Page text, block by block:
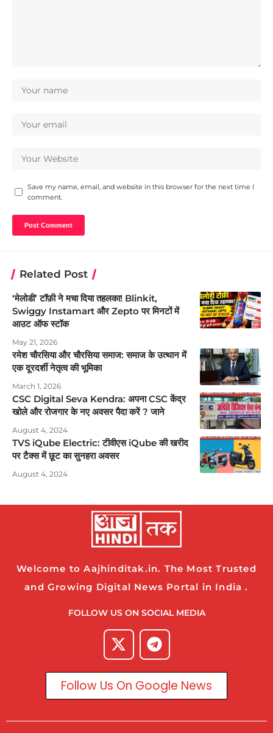
Save my name, email, and website in this browser for the next time I
comment.
Related Post
‘मेलोडी’ टॉफ़ी ने मचा दिया तहलका! Blinkit,
Swiggy Instamart और Zepto पर मिनटों में
आउट ऑफ स्टॉक
May 21, 2026
रमेश चौरसिया और चौरसिया समाज: समाज के उत्थान में
एक दूरदर्शी नेतृत्व की भूमिका
March 1, 2026
CSC Digital Seva Kendra: अपना CSC केंद्र
खोले और रोजगार के नए अवसर पैदा करें ? जाने
August 4, 2024
TVS iQube Electric: टीवीएस iQube की खरीद
पर टैक्स में छूट का सुनहरा अवसर
August 4, 2024
Welcome to Aajhinditak.in. The Most Trusted
and Growing Digital News Portal in India .
FOLLOW US ON SOCIAL MEDIA
Follow Us On Google News